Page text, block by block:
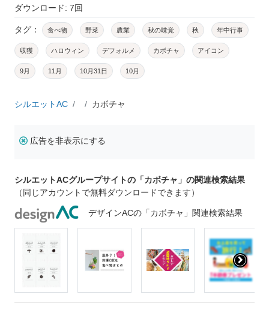
ダウンロード: 7回
タグ： 食べ物 野菜 農業 秋の味覚 秋 年中行事
収獲 ハロウィン デフォルメ カボチャ アイコン
9月 11月 10月31日 10月
シルエットAC カボチャ
広告を非表示にする
シルエットACグループサイトの「カボチャ」の関連検索結果
（同じアカウントで無料ダウンロードできます）
デザインACの「カボチャ」関連検索結果